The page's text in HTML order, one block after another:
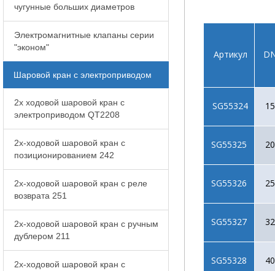
Артикул
SG55324 15
SG55325 20
SG55326 25
SG55327 32
SG55328 40
чугунные больших диаметров
Электромагнитные клапаны серии
"эконом"
Шаровой кран с электроприводом
2x ходовой шаровой кран с
электроприводом QT2208
2x-ходовой шаровой кран с
позиционированием 242
2x-ходовой шаровой кран с реле
возврата 251
2x-ходовой шаровой кран с ручным
дублером 211
2x-ходовой шаровой кран с